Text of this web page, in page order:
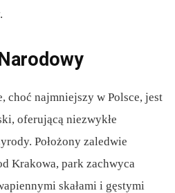
choć najmniejszy w Polsce, jest
oferującą niezwykłe
Położony zaledwie
Krakowa, park zachwyca
skałami i gęstymi